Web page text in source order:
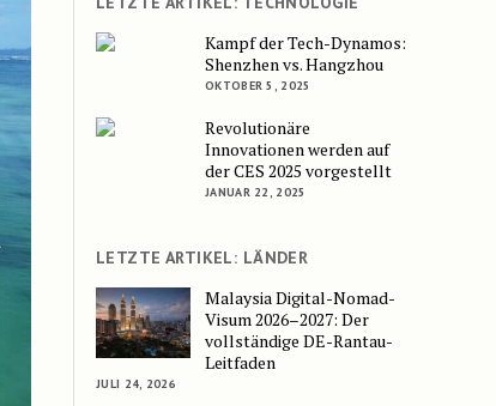
Kampf der Tech-Dynamos:
Shenzhen vs. Hangzhou
OKTOBER 5, 2025
Revolutionäre
Innovationen werden auf
der CES 2025 vorgestellt
JANUAR 22, 2025
LETZTE ARTIKEL: LÄNDER
Malaysia Digital-Nomad-
Visum 2026–2027: Der
vollständige DE-Rantau-
Leitfaden
JULI 24, 2026